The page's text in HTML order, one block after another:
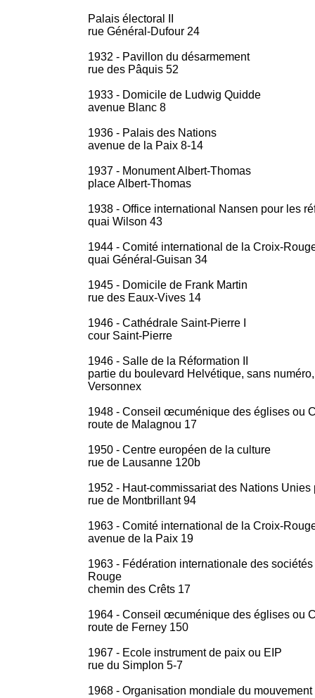
Palais électoral II
rue Général-Dufour 24
1932 - Pavillon du désarmement
rue des Pâquis 52
1933 - Domicile de Ludwig Quidde
avenue Blanc 8
1936 - Palais des Nations
avenue de la Paix 8-14
1937 - Monument Albert-Thomas
place Albert-Thomas
1938 - Office international Nansen pour les
quai Wilson 43
1944 - Comité international de la Croix-
quai Général-Guisan 34
1945 - Domicile de Frank Martin
rue des Eaux-Vives 14
1946 - Cathédrale Saint-Pierre I
cour Saint-Pierre
1946 - Salle de la Réformation II
partie du boulevard Helvétique, sans
Versonnex
1948 - Conseil œcuménique des églises ou
route de Malagnou 17
1950 - Centre européen de la culture
rue de Lausanne 120b
1952 - Haut-commissariat des Nations
rue de Montbrillant 94
1963 - Comité international de la Croix-
avenue de la Paix 19
1963 - Fédération internationale des
Rouge
chemin des Crêts 17
1964 - Conseil œcuménique des églises ou
route de Ferney 150
1967 - Ecole instrument de paix ou EIP
rue du Simplon 5-7
1968 - Organisation mondiale du mouvement